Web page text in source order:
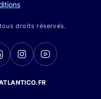
droits réservés.